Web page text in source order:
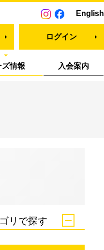
English
ログイン
ズ情報 入会案内
リで探す